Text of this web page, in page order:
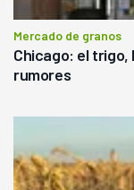
Mercado de granos
Chicago: el trigo,
rumores